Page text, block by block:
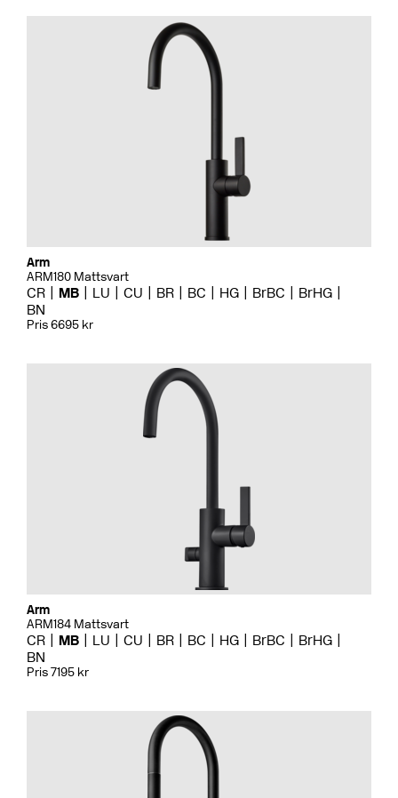
Arm
ARM180 Mattsvart
CR MB LU CU BR BC HG BrBC
BrHG
BN
Pris 6695 kr
Arm
ARM184 Mattsvart
CR MB LU CU BR BC HG BrBC
BrHG
BN
Pris 7195 kr